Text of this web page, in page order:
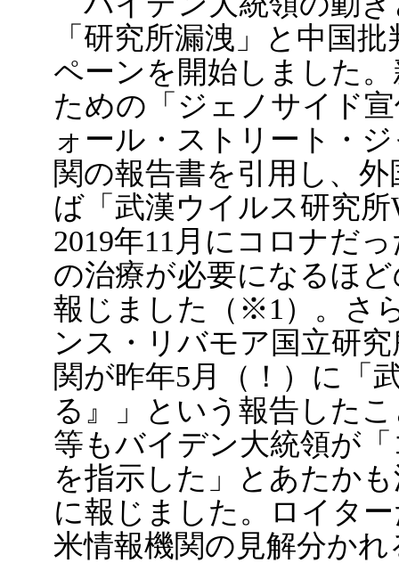
「研究所漏洩」と中国
ペーンを開始しました
ための「ジェノサイド
ォール・ストリート・
関の報告書を引用し、
ば「武漢ウイルス研究
2019年11月にコロナだ
の治療が必要になるほ
報じました（※1）。さ
ンス・リバモア国立研
関が昨年5月（！）に「
る』」という報告した
等もバイデン大統領が
を指示した」とあたか
に報じました。ロイタ
米情報機関の見解分か